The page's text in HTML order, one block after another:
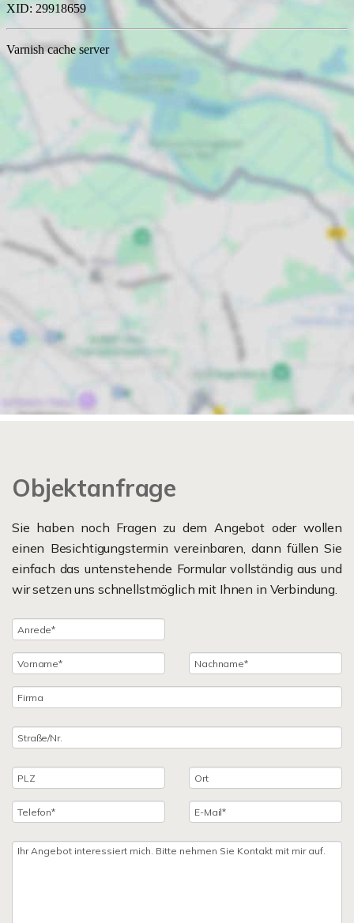
Objektanfrage
Sie haben noch Fragen zu dem Angebot oder wollen
einen Besichtigungstermin vereinbaren, dann füllen Sie
einfach das untenstehende Formular vollständig aus und
wir setzen uns schnellstmöglich mit Ihnen in Verbindung.